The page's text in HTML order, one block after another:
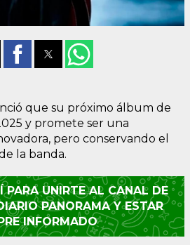
que su próximo álbum de
y promete ser una
pero conservando el
la banda.
PARA UNIRTE AL CANAL DE
PANORAMA Y ESTAR
INFORMADO